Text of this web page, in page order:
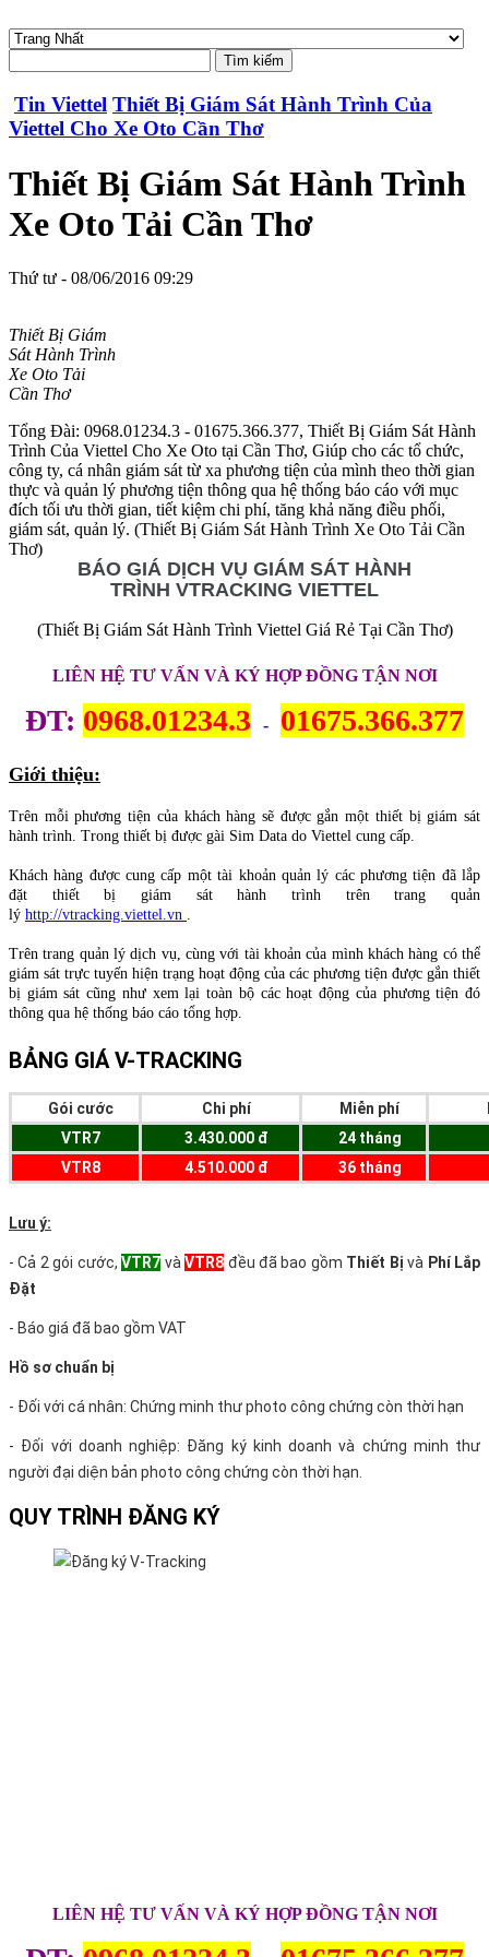
Tin Viettel Thiết Bị Giám Sát Hành Trình Của
Viettel Cho Xe Oto Cần Thơ
Thiết Bị Giám Sát Hành Trình
Xe Oto Tải Cần Thơ
Thứ tư - 08/06/2016 09:29
Thiết Bị Giám
Sát Hành Trình
Xe Oto Tải
Cần Thơ
Tổng Đài: 0968.01234.3 - 01675.366.377, Thiết Bị Giám Sát Hành
Trình Của Viettel Cho Xe Oto tại Cần Thơ, Giúp cho các tổ chức,
công ty, cá nhân giám sát từ xa phương tiện của mình theo thời gian
thực và quản lý phương tiện thông qua hệ thống báo cáo với mục
đích tối ưu thời gian, tiết kiệm chi phí, tăng khả năng điều phối,
giám sát, quản lý. (Thiết Bị Giám Sát Hành Trình Xe Oto Tải Cần
Thơ)
BÁO GIÁ DỊCH VỤ GIÁM SÁT HÀNH
TRÌNH VTRACKING VIETTEL
(Thiết Bị Giám Sát Hành Trình Viettel Giá Rẻ Tại Cần Thơ)
LIÊN HỆ TƯ VẤN VÀ KÝ HỢP ĐỒNG TẬN NƠI
ĐT: 0968.01234.3 - 01675.366.377
Giới thiệu:
Trên mỗi phương tiện của khách hàng sẽ được gắn một thiết bị giám sát
hành trình. Trong thiết bị được gài Sim Data do Viettel cung cấp.
Khách hàng được cung cấp một tài khoản quản lý các phương tiện đã lắp
đặt thiết bị giám sát hành trình trên trang quản
lý http://vtracking.viettel.vn
Trên trang quản lý dịch vụ, cùng với tài khoản của mình khách hàng có thể
giám sát trực tuyến hiện trạng hoạt động của các phương tiện được gắn thiết
bị giám sát cũng như xem lại toàn bộ các hoạt động của phương tiện đó
thông qua hệ thống báo cáo tổng hợp.
BẢNG GIÁ V-TRACKING
Gói cước Chi phí Miễn phí
VTR7
3.430.000 đ
24 tháng
VTR8
4.510.000 đ 36 tháng
Lưu ý:
- Cả 2 gói cước,VTR7 vàVTR8 đều đã bao gồm Thiết Bị và Phí Lắp
Đặt
- Báo giá đã bao gồm VAT
Hồ sơ chuẩn bị
- Đối với cá nhân: Chứng minh thư photo công chứng còn thời hạn
- Đối với doanh nghiệp: Đăng ký kinh doanh và chứng minh thư
người đại diện bản photo công chứng còn thời hạn.
QUY TRÌNH ĐĂNG KÝ
LIÊN HỆ TƯ VẤN VÀ KÝ HỢP ĐỒNG TẬN NƠI